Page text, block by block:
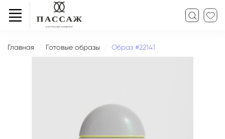
Главная Готовые образы Образ #22141